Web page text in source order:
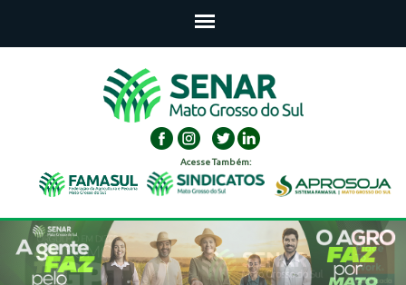
Acesse Também: